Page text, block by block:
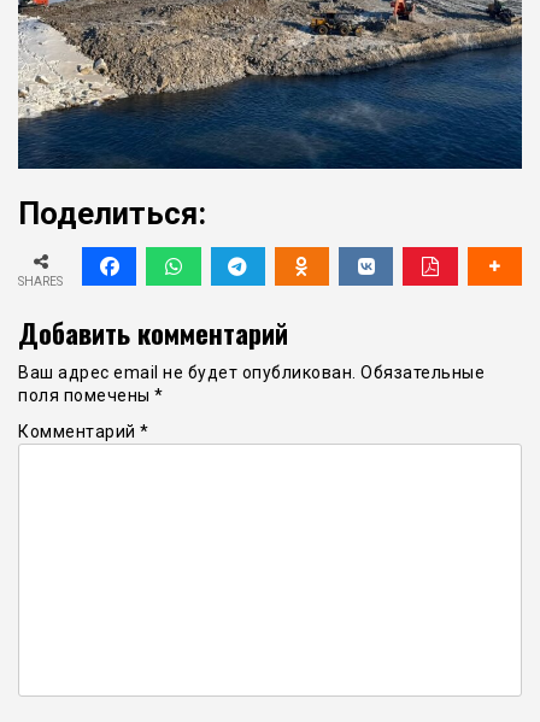
Поделиться:
SHARES
Добавить комментарий
Ваш адрес email не будет опубликован. Обязательные
поля помечены *
Комментарий *